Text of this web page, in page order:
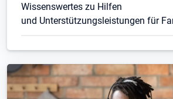
Wissenswertes zu Hilfen
und Unterstützungsleistungen für